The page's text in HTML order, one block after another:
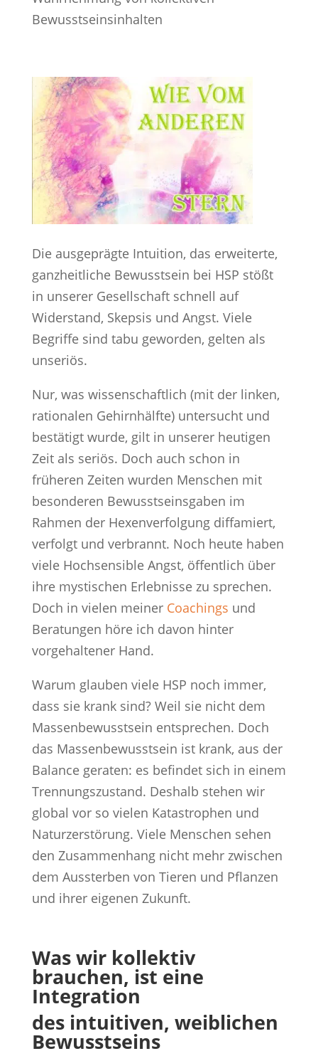
Bewusstseinsinhalten
Die ausgeprägte Intuition, das erweiterte,
ganzheitliche Bewusstsein bei HSP stößt
in unserer Gesellschaft schnell auf
Widerstand, Skepsis und Angst. Viele
Begriffe sind tabu geworden, gelten als
unseriös.
Nur, was wissenschaftlich (mit der linken,
rationalen Gehirnhälfte) untersucht und
bestätigt wurde, gilt in unserer heutigen
Zeit als seriös. Doch auch schon in
früheren Zeiten wurden Menschen mit
besonderen Bewusstseinsgaben im
Rahmen der Hexenverfolgung diffamiert,
verfolgt und verbrannt. Noch heute haben
viele Hochsensible Angst, öffentlich über
ihre mystischen Erlebnisse zu sprechen.
Doch in vielen meiner Coachings und
Beratungen höre ich davon hinter
vorgehaltener Hand.
Warum glauben viele HSP noch immer,
dass sie krank sind? Weil sie nicht dem
Massenbewusstsein entsprechen. Doch
das Massenbewusstsein ist krank, aus der
Balance geraten: es befindet sich in einem
Trennungszustand. Deshalb stehen wir
global vor so vielen Katastrophen und
Naturzerstörung. Viele Menschen sehen
den Zusammenhang nicht mehr zwischen
dem Aussterben von Tieren und Pflanzen
und ihrer eigenen Zukunft.
Was wir kollektiv
brauchen, ist eine
Integration
des intuitiven, weiblichen
Bewusstseins